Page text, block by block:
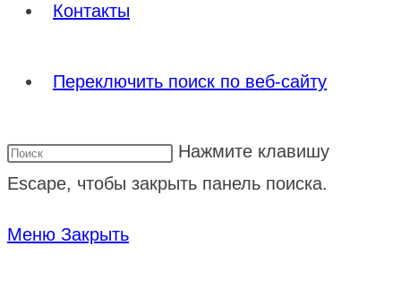
Контакты
Переключить поиск по веб-сайту
Нажмите клавишу
Escape, чтобы закрыть панель поиска.
Меню Закрыть